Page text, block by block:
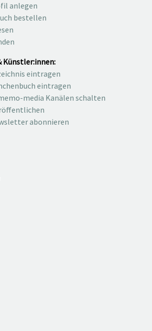
anlegen
bestellen
Künstler:innen:
eintragen
eintragen
media Kanälen schalten
abonnieren